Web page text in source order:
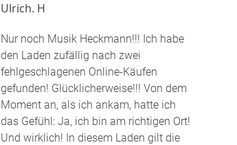
Ulrich. H
Nur noch Musik Heckmann!!! Ich habe
den Laden zufällig nach zwei
fehlgeschlagenen Online-Käufen
gefunden! Glücklicherweise!!! Von dem
Moment an, als ich ankam, hatte ich
das Gefühl: Ja, ich bin am richtigen Ort!
Und wirklich! In diesem Laden gilt die